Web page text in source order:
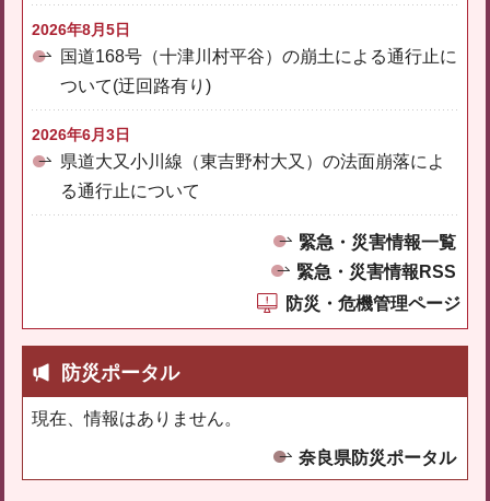
2026年8月5日
国道168号（十津川村平谷）の崩土による通行止に
ついて(迂回路有り)
2026年6月3日
県道大又小川線（東吉野村大又）の法面崩落によ
る通行止について
緊急・災害情報一覧
緊急・災害情報RSS
防災・危機管理ページ
防災ポータル
現在、情報はありません。
奈良県防災ポータル